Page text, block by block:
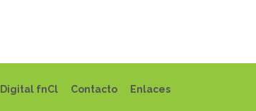
Digital fnCl Contacto Enlaces